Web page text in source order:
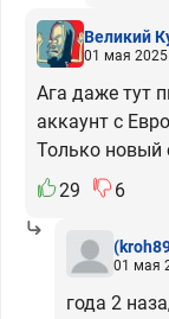
Великий
01 мая 2025
Ага даже тут
аккаунт с
Только новый
29
6
01 мая
года 2